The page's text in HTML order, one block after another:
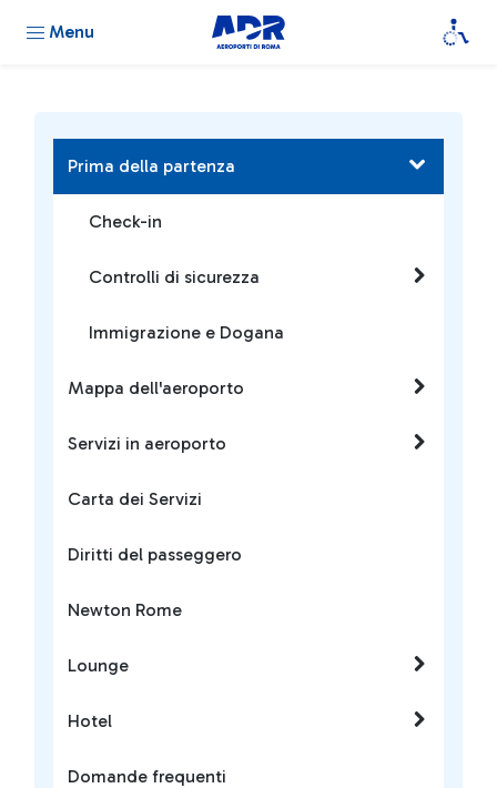
Menu
Prima della partenza
Check-in
Controlli di sicurezza
Immigrazione e Dogana
Mappa dell'aeroporto
Servizi in aeroporto
Carta dei Servizi
Diritti del passeggero
Newton Rome
Lounge
Hotel
Domande frequenti